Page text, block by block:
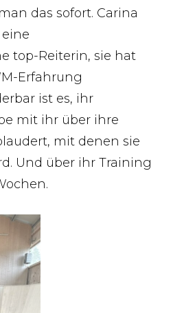
das sofort. Carina
top-Reiterin, sie hat
Erfahrung
ist es, ihr
mit ihr über ihre
mit denen sie
Und über ihr Training